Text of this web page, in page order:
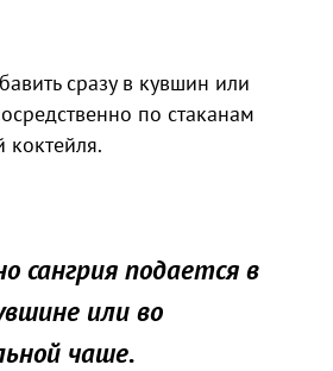
сразу в кувшин или
по стаканам
коктейля.
сангрия подается в
или во
чаше.